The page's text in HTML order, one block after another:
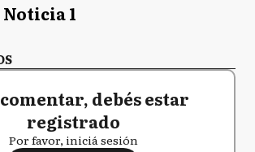
Noticia 1
debés estar
registrado
Por favor, iniciá sesión